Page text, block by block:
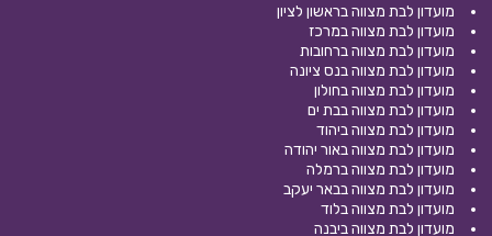
מועדון לבת מצווה בראשון לציון
מועדון לבת מצווה במרכז
מועדון לבת מצווה ברחובות
מועדון לבת מצווה בנס ציונה
מועדון לבת מצווה בחולון
מועדון לבת מצווה בבת ים
מועדון לבת מצווה ביהוד
מועדון לבת מצווה באור יהודה
מועדון לבת מצווה ברמלה
מועדון לבת מצווה בבאר יעקב
מועדון לבת מצווה בלוד
מועדון לבת מצווה ביבנה